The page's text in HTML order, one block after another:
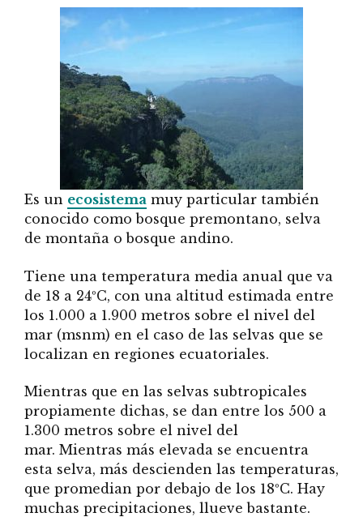
Es un ecosistema muy particular también
conocido como bosque premontano, selva
de montaña o bosque andino.
Tiene una temperatura media anual que va
de 18 a 24ºC, con una altitud estimada entre
los 1.000 a 1.900 metros sobre el nivel del
mar (msnm) en el caso de las selvas que se
localizan en regiones ecuatoriales.
Mientras que en las selvas subtropicales
propiamente dichas, se dan entre los 500 a
1.300 metros sobre el nivel del
mar. Mientras más elevada se encuentra
esta selva, más descienden las temperaturas,
que promedian por debajo de los 18ºC. Hay
muchas precipitaciones, llueve bastante.